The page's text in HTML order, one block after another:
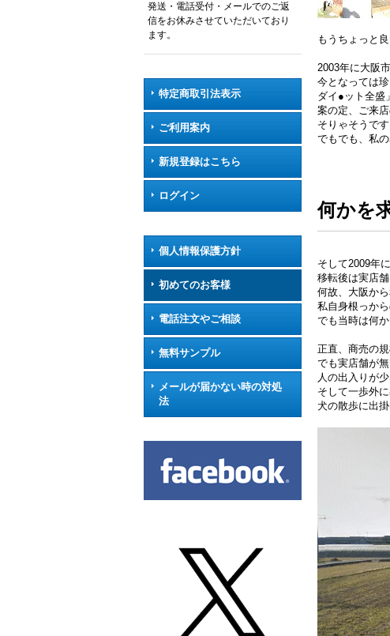
発送・電話受付・メールでのご返
信をお休みさせていただいており
ます。
特定商取引法表示
ご利用案内
新規登録はこちら
ログイン
個人情報保護方針
初めてのお客様
電話注文やご相談
無料サンプル
メールが届かない時の対処
法
もうちょっと
2003年に大阪
今となっては
ダイ●ット全盛
案の定、ご来
そりゃそうです
でもでも、私
何かを
そして2009年
移転後は実店
何故、大阪か
私自身根っか
でも当時は何
正直、商売の
でも実店舗が
人の出入りが
そして一歩外
犬の散歩に出